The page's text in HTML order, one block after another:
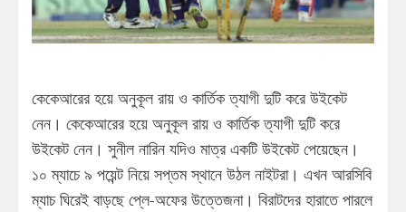
কেকেআরের হয়ে অনুকূল রায় ও কার্তিক ত্যাগী দুটি করে উইকেট
নেন। কেকেআরের হয়ে অনুকূল রায় ও কার্তিক ত্যাগী দুটি করে
উইকেট নেন। সুনীল নারিন যদিও মাত্র একটি উইকেট পেয়েছেন।
১০ ম্যাচে ৯ পয়েন্ট নিয়ে সপ্তম স্থানে উঠল নাইটরা। এখন আরসিবি
ম্যাচ ঘিরেই বাড়ছে প্লে-অফের উত্তেজনা। বিরাটদের হারাতে পারলে